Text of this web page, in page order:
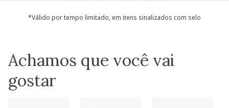
*Válido por tempo limitado, em itens sinalizados com selo
Achamos que você vai
gostar